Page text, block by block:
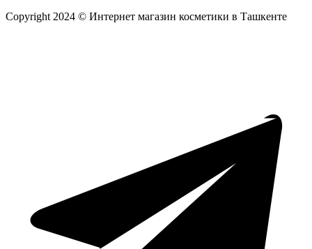
Copyright 2024 © Интернет магазин косметики в Ташкенте